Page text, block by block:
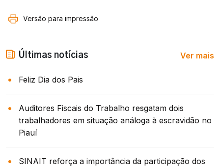
Versão para impressão
Últimas notícias Ver mais
Feliz Dia dos Pais
Auditores Fiscais do Trabalho resgatam dois
trabalhadores em situação análoga à escravidão no
Piauí
SINAIT reforça a importância da participação dos